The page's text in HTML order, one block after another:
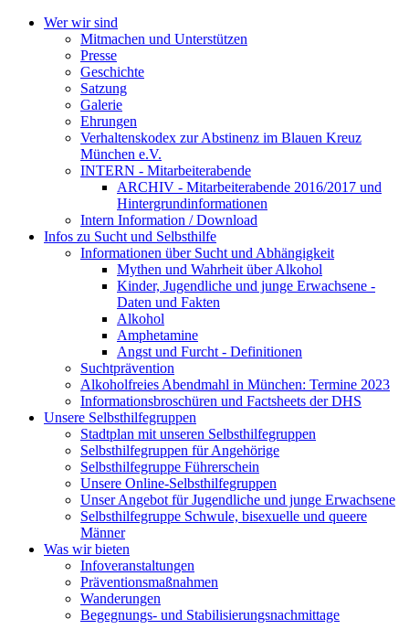
Wer wir sind
Mitmachen und Unterstützen
Presse
Geschichte
Satzung
Galerie
Ehrungen
Verhaltenskodex zur Abstinenz im Blauen Kreuz
München e.V.
INTERN - Mitarbeiterabende
ARCHIV - Mitarbeiterabende 2016/2017 und
Hintergrundinformationen
Intern Information / Download
Infos zu Sucht und Selbsthilfe
Informationen über Sucht und Abhängigkeit
Mythen und Wahrheit über Alkohol
Kinder, Jugendliche und junge Erwachsene -
Daten und Fakten
Alkohol
Amphetamine
Angst und Furcht - Definitionen
Suchtprävention
Alkoholfreies Abendmahl in München: Termine 2023
Informationsbroschüren und Factsheets der DHS
Unsere Selbsthilfegruppen
Stadtplan mit unseren Selbsthilfegruppen
Selbsthilfegruppen für Angehörige
Selbsthilfegruppe Führerschein
Unsere Online-Selbsthilfegruppen
Unser Angebot für Jugendliche und junge Erwachsene
Selbsthilfegruppe Schwule, bisexuelle und queere
Männer
Was wir bieten
Infoveranstaltungen
Präventionsmaßnahmen
Wanderungen
Begegnungs- und Stabilisierungsnachmittage